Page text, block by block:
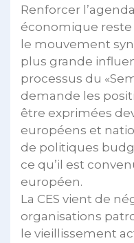
Renforcer
économique
le mouvement
plus grande
processus du
demande les
être exprimées
européens et
de politiques
ce qu’il est
européen.
La CES vient de
organisations
le vieillissement